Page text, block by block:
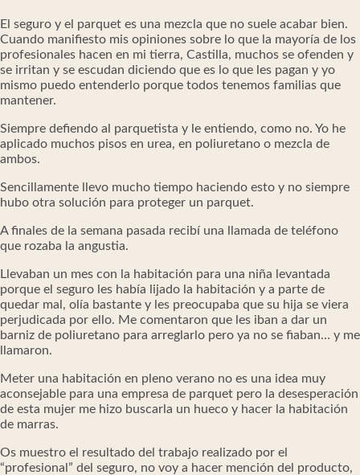
El seguro y el parquet es una mezcla que no suele acabar bien.
Cuando manifiesto mis opiniones sobre lo que la mayoría de los
profesionales hacen en mi tierra, Castilla, muchos se ofenden y
se irritan y se escudan diciendo que es lo que les pagan y yo
mismo puedo entenderlo porque todos tenemos familias que
mantener.
Siempre defiendo al parquetista y le entiendo, como no. Yo he
aplicado muchos pisos en urea, en poliuretano o mezcla de
ambos.
Sencillamente llevo mucho tiempo haciendo esto y no siempre
hubo otra solución para proteger un parquet.
A finales de la semana pasada recibí una llamada de teléfono
que rozaba la angustia.
Llevaban un mes con la habitación para una niña levantada
porque el seguro les había lijado la habitación y a parte de
quedar mal, olía bastante y les preocupaba que su hija se viera
perjudicada por ello. Me comentaron que les iban a dar un
barniz de poliuretano para arreglarlo pero ya no se fiaban… y me
llamaron.
Meter una habitación en pleno verano no es una idea muy
aconsejable para una empresa de parquet pero la desesperación
de esta mujer me hizo buscarla un hueco y hacer la habitación
de marras.
Os muestro el resultado del trabajo realizado por el
“profesional” del seguro, no voy a hacer mención del producto,